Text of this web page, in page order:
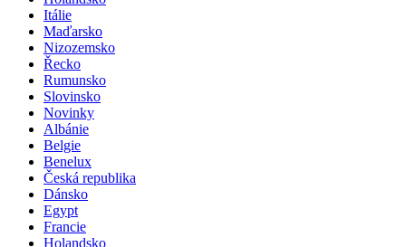
Holandsko
Itálie
Maďarsko
Nizozemsko
Řecko
Rumunsko
Slovinsko
Novinky
Albánie
Belgie
Benelux
Česká republika
Dánsko
Egypt